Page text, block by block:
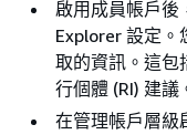
啟用成員帳戶後
Explorer 設定。
取的資訊。這包
行個體 (RI) 建議
在管理帳戶層級